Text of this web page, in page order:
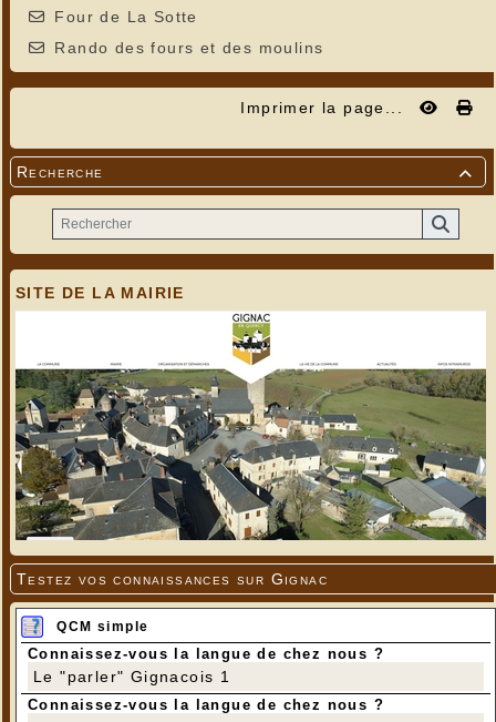
Four de La Sotte
Rando des fours et des moulins
Imprimer la page...

Recherche
SITE DE LA MAIRIE
Testez vos connaissances sur Gignac
QCM simple
Connaissez-vous la langue de chez nous ?
Le "parler" Gignacois 1
Connaissez-vous la langue de chez nous ?